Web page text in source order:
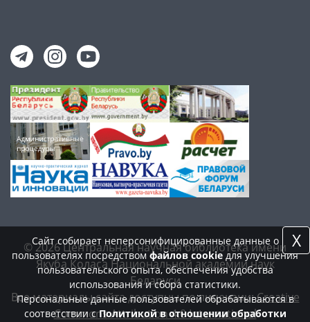
© 2026 Центральная научная библиотека имени
Якуба Коласа Национальной академии наук
Беларуси
Все материалы сайта доступны по лицензии:Creative
Commons Attribution 4.0 International
Сайт собирает неперсонифицированные данные о
пользователях посредствомфайлов cookieдля улучшения
пользовательского опыта, обеспечения удобства
использования и сбора статистики.
Персональные данные пользователей обрабатываются в
соответствии сПолитикой в отношении обработки
X